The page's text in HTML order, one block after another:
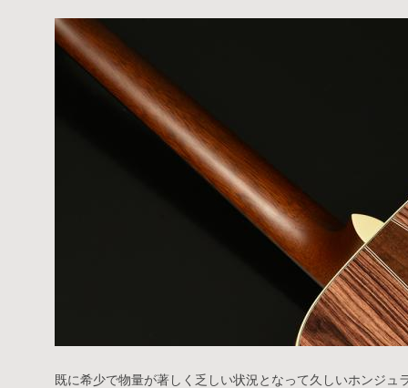
既に希少で物量が著しく乏しい状況となって久しいホンジュ